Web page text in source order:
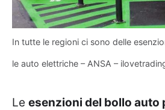
In tutte le regioni ci sono delle
le auto elettriche – ANSA –
Le esenzioni del bollo auto